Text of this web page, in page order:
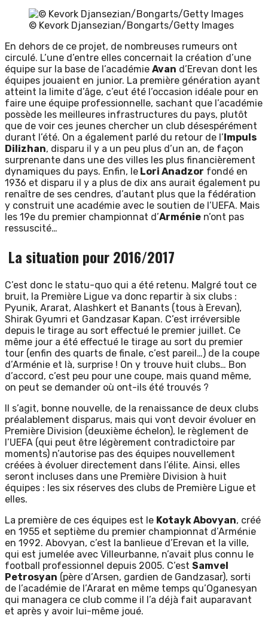
© Kevork Djansezian/Bongarts/Getty Images
En dehors de ce projet, de nombreuses rumeurs ont
circulé. L’une d’entre elles concernait la création d’une
équipe sur la base de l’académie Avan d’Erevan dont les
équipes jouaient en junior. La première génération ayant
atteint la limite d’âge, c’eut été l’occasion idéale pour en
faire une équipe professionnelle, sachant que l’académie
possède les meilleures infrastructures du pays, plutôt
que de voir ces jeunes chercher un club désespérément
durant l’été. On a également parlé du retour de l’ Impuls
Dilizhan, disparu il y a un peu plus d’un an, de façon
surprenante dans une des villes les plus financièrement
dynamiques du pays. Enfin, le Lori Anadzor fondé en
1936 et disparu il y a plus de dix ans aurait également pu
renaître de ses cendres, d’autant plus que la fédération
y construit une académie avec le soutien de l’UEFA. Mais
les 19e du premier championnat d’Arménie n’ont pas
ressuscité…
La situation pour 2016/2017
C’est donc le statu-quo qui a été retenu. Malgré tout ce
bruit, la Première Ligue va donc repartir à six clubs :
Pyunik, Ararat, Alashkert et Banants (tous à Erevan),
Shirak Gyumri et Gandzasar Kapan. C’est irréversible
depuis le tirage au sort effectué le premier juillet. Ce
même jour a été effectué le tirage au sort du premier
tour (enfin des quarts de finale, c’est pareil…) de la coupe
d’Arménie et là, surprise ! On y trouve huit clubs… Bon
d’accord, c’est peu pour une coupe, mais quand même,
on peut se demander où ont-ils été trouvés ?
Il s’agit, bonne nouvelle, de la renaissance de deux clubs
préalablement disparus, mais qui vont devoir évoluer en
Première Division (deuxième échelon), le règlement de
l’UEFA (qui peut être légèrement contradictoire par
moments) n’autorise pas des équipes nouvellement
créées à évoluer directement dans l’élite. Ainsi, elles
seront incluses dans une Première Division à huit
équipes : les six réserves des clubs de Première Ligue et
elles.
La première de ces équipes est le Kotayk Abovyan, créé
en 1955 et septième du premier championnat d’Arménie
en 1992. Abovyan, c’est la banlieue d’Erevan et la ville,
qui est jumelée avec Villeurbanne, n’avait plus connu le
football professionnel depuis 2005. C’est Samvel
Petrosyan (père d’Arsen, gardien de Gandzasar), sorti
de l’académie de l’Ararat en même temps qu’Oganesyan
qui managera ce club comme il l’a déjà fait auparavant
et après y avoir lui-même joué.